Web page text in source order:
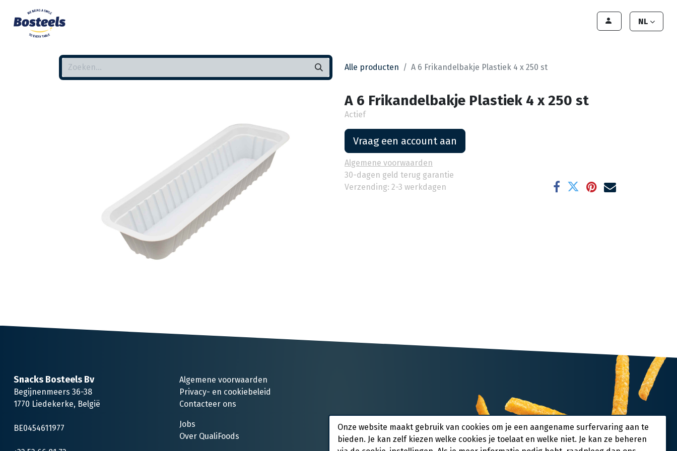
NL
Alle producten A 6 Frikandelbakje Plastiek 4 x 250 st
A 6 Frikandelbakje Plastiek 4 x 250 st
Actief
Vraag een account aan
Algemene voorwaarden
30-dagen geld terug garantie
Verzending: 2-3 werkdagen
Snacks Bosteels Bv
Begijnenmeers 36-38
1770 Liedekerke, België
BE0454611977
Algemene voorwaarden
Privacy- en cookiebeleid
Contacteer ons
Jobs
Over QualiFoods
Onze website maakt gebruik van cookies om je een aangename surfervaring aan te
bieden. Je kan zelf kiezen welke cookies je toelaat en welke niet. Je kan ze beheren